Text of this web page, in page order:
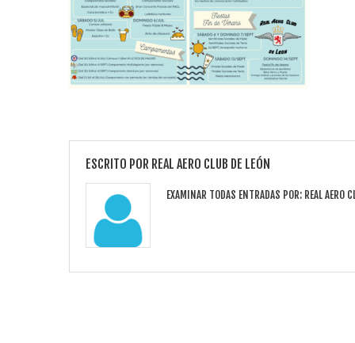
ESCRITO POR REAL AERO CLUB DE LEÓN
EXAMINAR TODAS ENTRADAS POR: REAL AERO